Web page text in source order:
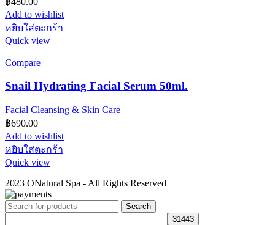
Add to wishlist
หยิบใส่ตะกร้า
Quick view
Compare
Snail Hydrating Facial Serum 50ml.
Facial Cleansing & Skin Care
฿690.00
Add to wishlist
หยิบใส่ตะกร้า
Quick view
2023 ONatural Spa - All Rights Reserved
Search